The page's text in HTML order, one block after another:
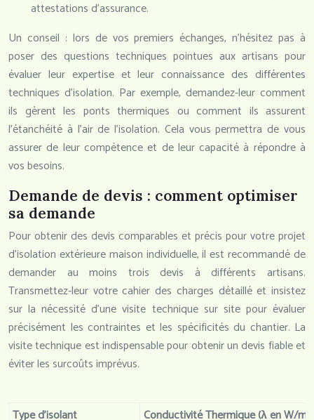
attestations d’assurance.
Un conseil : lors de vos premiers échanges, n’hésitez pas à
poser des questions techniques pointues aux artisans pour
évaluer leur expertise et leur connaissance des différentes
techniques d’isolation. Par exemple, demandez-leur comment
ils gèrent les ponts thermiques ou comment ils assurent
l’étanchéité à l’air de l’isolation. Cela vous permettra de vous
assurer de leur compétence et de leur capacité à répondre à
vos besoins.
Demande de devis : comment optimiser
sa demande
Pour obtenir des devis comparables et précis pour votre projet
d’isolation extérieure maison individuelle, il est recommandé de
demander au moins trois devis à différents artisans.
Transmettez-leur votre cahier des charges détaillé et insistez
sur la nécessité d’une visite technique sur site pour évaluer
précisément les contraintes et les spécificités du chantier. La
visite technique est indispensable pour obtenir un devis fiable et
éviter les surcoûts imprévus.
Type d’isolant
Conductivité Thermique (λ en W/